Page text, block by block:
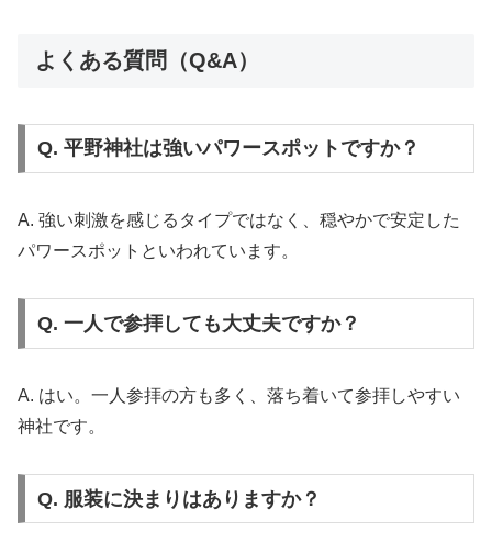
よくある質問（Q&A）
Q. 平野神社は強いパワースポットですか？
A. 強い刺激を感じるタイプではなく、穏やかで安定した
パワースポットといわれています。
Q. 一人で参拝しても大丈夫ですか？
A. はい。一人参拝の方も多く、落ち着いて参拝しやすい
神社です。
Q. 服装に決まりはありますか？